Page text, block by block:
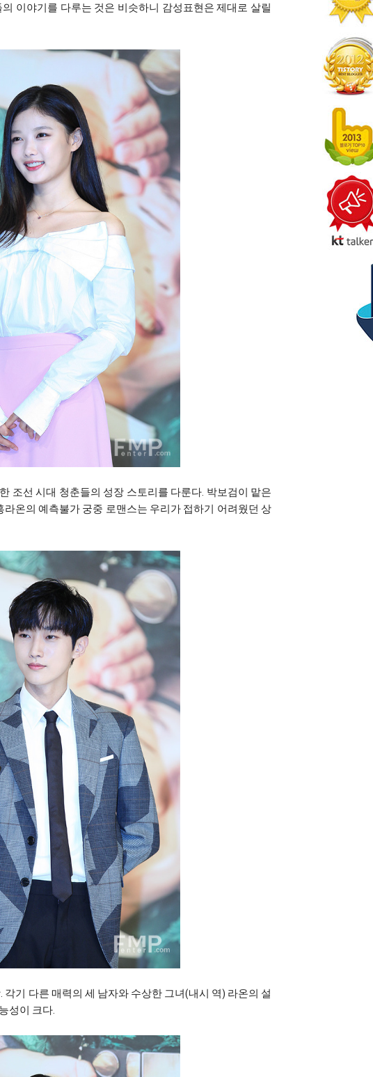
이야기를 다루는 것은 비슷하니 감성표현은 제대로 살릴
조선 시대 청춘들의 성장 스토리를 다룬다. 박보검이 맡은
온의 예측불가 궁중 로맨스는 우리가 접하기 어려웠던 상
기 다른 매력의 세 남자와 수상한 그녀(내시 역) 라온의 설
성이 크다.